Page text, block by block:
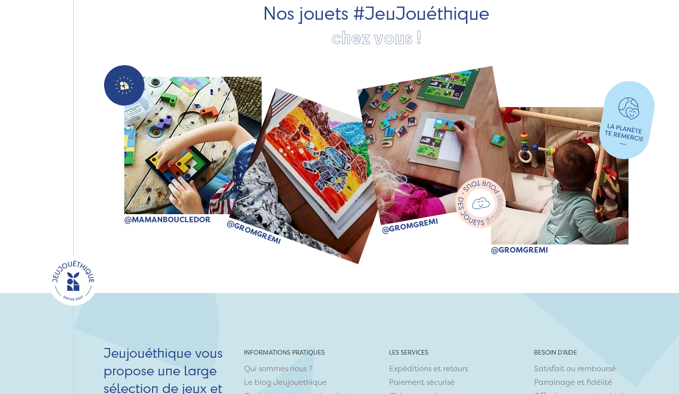
Nos jouets #JeuJouéthique
chez vous !
@MAMANBOUCLEDOR @GROMGREMI @GROMGREMI
@GROMGREMI
Jeujouéthique vous
propose une large
sélection de jeux et
INFORMATIONS PRATIQUES
Qui sommes nous ?
Le blog Jeujouethique
LES SERVICES
Expéditions et retours
Paiement sécurisé
BESOIN D'AIDE
Satisfait ou remboursé
Parrainage et fidélité